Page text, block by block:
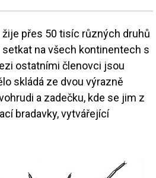
přes 50 tisíc různých druhů
na všech kontinentech s
ostatními členovci jsou
skládá ze dvou výrazně
a zadečku, kde se jim z
bradavky, vytvářející